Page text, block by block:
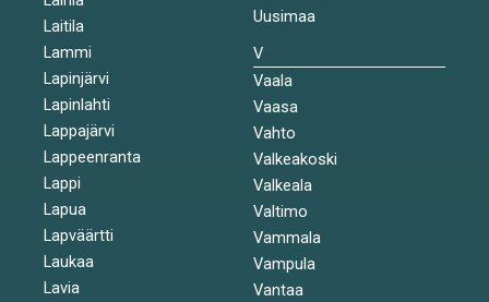
Laitila
Lammi
Lapinjärvi
Lapinlahti
Lappajärvi
Lappeenranta
Lappi
Lapua
Lapväärtti
Laukaa
Lavia
Uusimaa
V
Vaala
Vaasa
Vahto
Valkeakoski
Valkeala
Valtimo
Vammala
Vampula
Vantaa